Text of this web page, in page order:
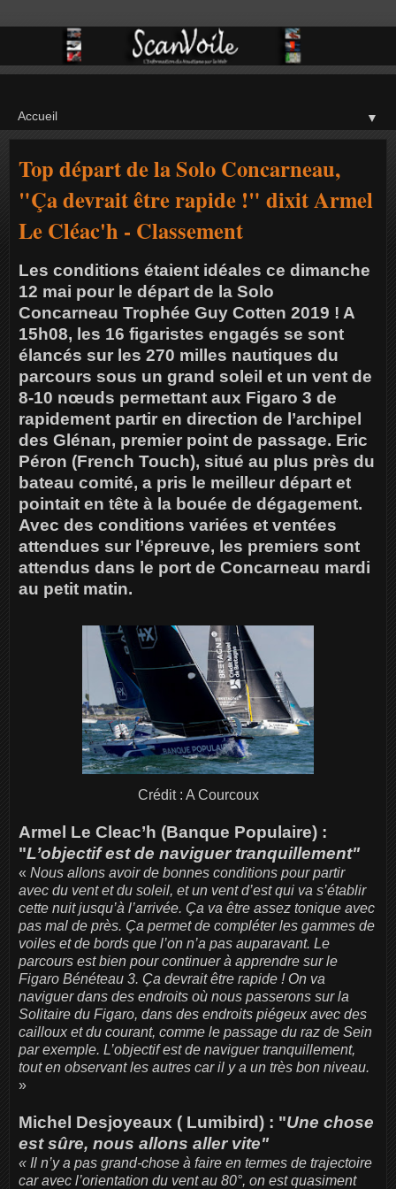
▼
Top départ de la Solo Concarneau,
"Ça devrait être rapide !" dixit Armel
Le Cléac'h - Classement
Les conditions étaient idéales ce dimanche
12 mai pour le départ de la Solo
Concarneau Trophée Guy Cotten 2019 ! A
15h08, les 16 figaristes engagés se sont
élancés sur les 270 milles nautiques du
parcours sous un grand soleil et un vent de
8-10 nœuds permettant aux Figaro 3 de
rapidement partir en direction de l’archipel
des Glénan, premier point de passage. Eric
Péron (French Touch), situé au plus près du
bateau comité, a pris le meilleur départ et
pointait en tête à la bouée de dégagement.
Avec des conditions variées et ventées
attendues sur l’épreuve, les premiers sont
attendus dans le port de Concarneau mardi
au petit matin.
Crédit : A Courcoux
Armel Le Cleac’h (Banque Populaire) :
"L’objectif est de naviguer tranquillement"
« Nous allons avoir de bonnes conditions pour partir
avec du vent et du soleil, et un vent d’est qui va s’établir
cette nuit jusqu’à l’arrivée. Ça va être assez tonique avec
pas mal de près. Ça permet de compléter les gammes de
voiles et de bords que l’on n’a pas auparavant. Le
parcours est bien pour continuer à apprendre sur le
Figaro Bénéteau 3. Ça devrait être rapide ! On va
naviguer dans des endroits où nous passerons sur la
Solitaire du Figaro, dans des endroits piégeux avec des
cailloux et du courant, comme le passage du raz de Sein
par exemple. L’objectif est de naviguer tranquillement,
tout en observant les autres car il y a un très bon niveau.
»
Michel Desjoyeaux ( Lumibird) : "Une chose
est sûre, nous allons aller vite"
« Il n’y a pas grand-chose à faire en termes de trajectoire
car avec l’orientation du vent au 80°, on est quasiment